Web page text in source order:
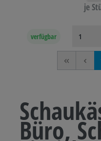
je
verfügbar
<< <
Büro,